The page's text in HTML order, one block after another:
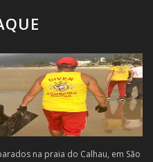
na praia do Calhau, em São